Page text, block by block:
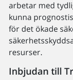
arbetar med
kunna
för det ökade
resurser.
Inbjudan till